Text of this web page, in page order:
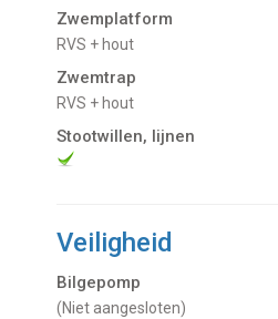
Zwemplatform
RVS + hout
Zwemtrap
RVS + hout
Stootwillen, lijnen
Veiligheid
Bilgepomp
(niet aangesloten)